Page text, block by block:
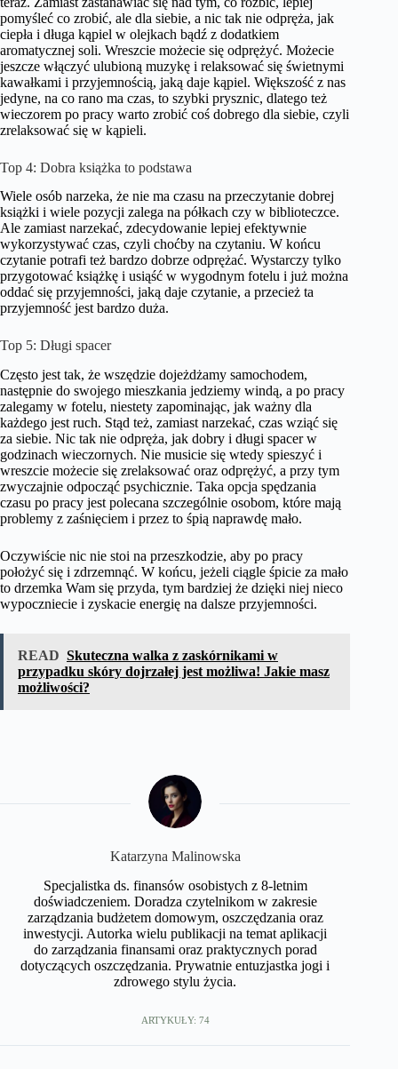
pomyśleć co zrobić, ale dla siebie, a nic tak nie odpręża, jak
ciepła i długa kąpiel w olejkach bądź z dodatkiem
aromatycznej soli. Wreszcie możecie się odprężyć. Możecie
jeszcze włączyć ulubioną muzykę i relaksować się świetnymi
kawałkami i przyjemnością, jaką daje kąpiel. Większość z nas
jedyne, na co rano ma czas, to szybki prysznic, dlatego też
wieczorem po pracy warto zrobić coś dobrego dla siebie, czyli
zrelaksować się w kąpieli.
Top 4: Dobra książka to podstawa
Wiele osób narzeka, że nie ma czasu na przeczytanie dobrej
książki i wiele pozycji zalega na półkach czy w biblioteczce.
Ale zamiast narzekać, zdecydowanie lepiej efektywnie
wykorzystywać czas, czyli choćby na czytaniu. W końcu
czytanie potrafi też bardzo dobrze odprężać. Wystarczy tylko
przygotować książkę i usiąść w wygodnym fotelu i już można
oddać się przyjemności, jaką daje czytanie, a przecież ta
przyjemność jest bardzo duża.
Top 5: Długi spacer
Często jest tak, że wszędzie dojeżdżamy samochodem,
następnie do swojego mieszkania jedziemy windą, a po pracy
zalegamy w fotelu, niestety zapominając, jak ważny dla
każdego jest ruch. Stąd też, zamiast narzekać, czas wziąć się
za siebie. Nic tak nie odpręża, jak dobry i długi spacer w
godzinach wieczornych. Nie musicie się wtedy spieszyć i
wreszcie możecie się zrelaksować oraz odprężyć, a przy tym
zwyczajnie odpocząć psychicznie. Taka opcja spędzania
czasu po pracy jest polecana szczególnie osobom, które mają
problemy z zaśnięciem i przez to śpią naprawdę mało.
Oczywiście nic nie stoi na przeszkodzie, aby po pracy
położyć się i zdrzemnąć. W końcu, jeżeli ciągle śpicie za mało
to drzemka Wam się przyda, tym bardziej że dzięki niej nieco
wypoczniecie i zyskacie energię na dalsze przyjemności.
READ Skuteczna walka z zaskórnikami w
przypadku skóry dojrzałej jest możliwa! Jakie masz
możliwości?
Katarzyna Malinowska
Specjalistka ds. finansów osobistych z 8-letnim
doświadczeniem. Doradza czytelnikom w zakresie
zarządzania budżetem domowym, oszczędzania oraz
inwestycji. Autorka wielu publikacji na temat aplikacji
do zarządzania finansami oraz praktycznych porad
dotyczących oszczędzania. Prywatnie entuzjastka jogi i
zdrowego stylu życia.
ARTYKUŁY: 74